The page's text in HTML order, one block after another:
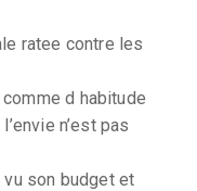
ratee contre les
d habitude
n’est pas
son budget et